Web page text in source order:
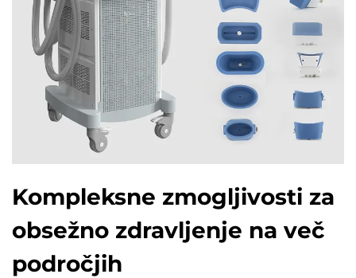
Kompleksne zmogljivosti za
obsežno zdravljenje na več
področjih